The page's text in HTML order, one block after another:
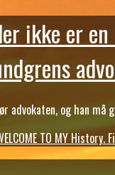
ikke er
advokaten, og han
TO MY